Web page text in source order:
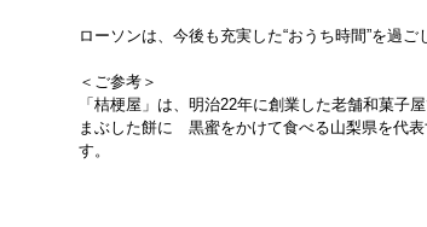
ローソンは、今後も充実した“おうち時間”を過
＜ご参考＞
「桔梗屋」は、明治22年に創業した老舗和菓子
まぶした餅に 黒蜜をかけて食べる山梨県を代
す。